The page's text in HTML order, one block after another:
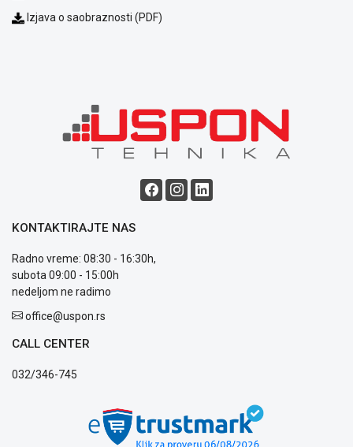
Izjava o saobraznosti (PDF)
KONTAKTIRAJTE NAS
Radno vreme: 08:30 - 16:30h,
subota 09:00 - 15:00h
nedeljom ne radimo
office@uspon.rs
CALL CENTER
032/346-745